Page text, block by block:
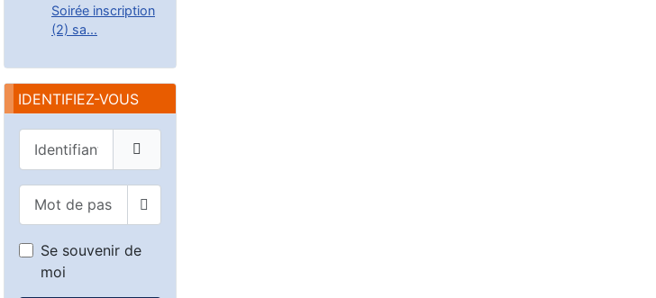
Soirée inscription
(2) sa...
IDENTIFIEZ-VOUS
Afficher le mot de passe
Se souvenir de
moi